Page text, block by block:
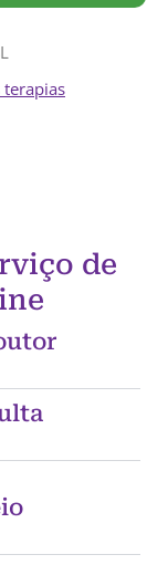
terapias
de